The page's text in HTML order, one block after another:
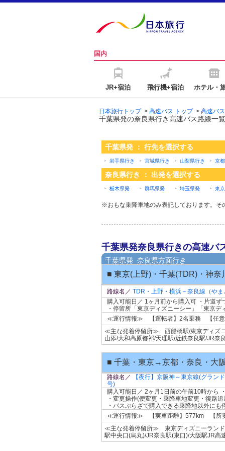
国内
JR+宿泊 飛行機+宿泊 ホテル・
日本旅行トップ> 高速バス トップ> 高速バ
千葉県発の奈良県行き高速バス路線一
千葉県発 ： 行先を選択する
岩手県行き 宮城県行き 山梨県行き 京
奈良県行き ： 出発を選択する
栃木県発 群馬県発 埼玉県発 東
※おもな乗降車地のみ表記しております。そ
千葉県発奈良県行きの高速バ
千葉県発 奈良県方面行き
■ 東京(上野)・千葉(TDR)・神
路線名／ TDR・上野・横浜－奈良線（やま
購入可能日／ 1ヶ月前から購入可 ・片道ず
・停留所「東京ディズニーシー」「東京デ
≪運行情報≫ 【運転者】2名乗務 【任意
≪主な発着停留所≫ 西船橋駅/東京ディズ
山添/大和高原都祁/天理駅/近鉄奈良駅/JR奈
■ 千葉・東京→京都・奈良・大
路線名／
【夜行】京阪神～東京線(グラン
号)
購入可能日／ 2ヶ月1日前の午前10時から
・変更操作(便変更・乗降車地変更・復路
・バスぷらざで購入できる乗降地以外にも
≪運行情報≫ 【実車距離】577km 【所
≪主な発着停留所≫ 東京ディズニーランド
駅中央口(烏丸)/JR奈良駅(東口)/大阪駅JR高